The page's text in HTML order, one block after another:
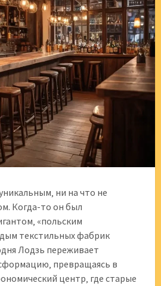
ни на что не
Когда-то он был
«польским
дым текстильных фабрик
Лодзь переживает
превращаясь в
центр‚ где старые